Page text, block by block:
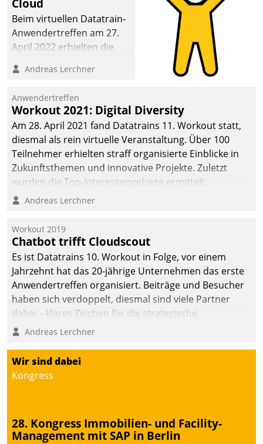
Beim virtuellen Datatrain-
Anwendertreffen am 27.
April 2022 erhielten die
Teilnehmer kurzweilige
Cloud-Strategien und -
Lösungen mit hohem
Zukunftspotenzial.
Andreas Lerchner
Anwendertreffen
Workout 2021: Digital Diversity
Am 28. April 2021 fand Datatrains 11. Workout statt,
diesmal als rein virtuelle Veranstaltung. Über 100
Teilnehmer erhielten straff organisierte Einblicke in
Zukunftsthemen und innovative Projekte. Zuletzt
wurden die Top-Interessengebiete ermittelt.
Andreas Lerchner
Workout 2019
Chatbot trifft Cloudscout
Es ist Datatrains 10. Workout in Folge, vor einem
Jahrzehnt hat das 20-jährige Unternehmen das erste
Anwendertreffen organisiert. Beiträge und Besucher
haben sich verdoppelt, diesmal sind viele Partner
dabei – klares Zeichen für die strategische
Fokussierung auf den Kunden.
Andreas Lerchner
Wir sind dabei
Kongress
28. Kongress Immobilien- und Facility-
Management mit SAP in Berlin